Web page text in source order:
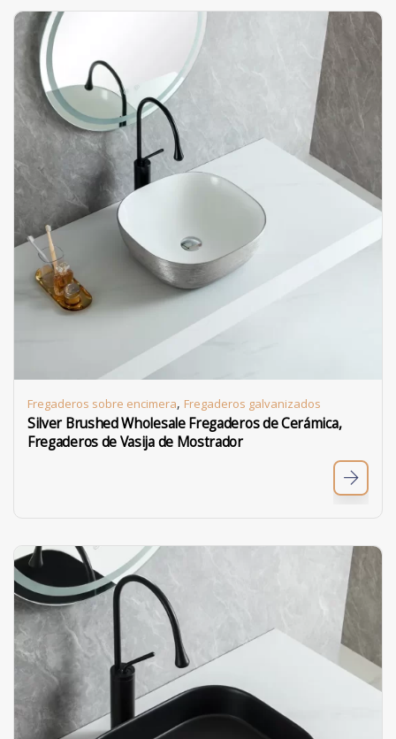
Fregaderos sobre encimera, Fregaderos galvanizados
Silver Brushed Wholesale Fregaderos de Cerámica,
Fregaderos de Vasija de Mostrador